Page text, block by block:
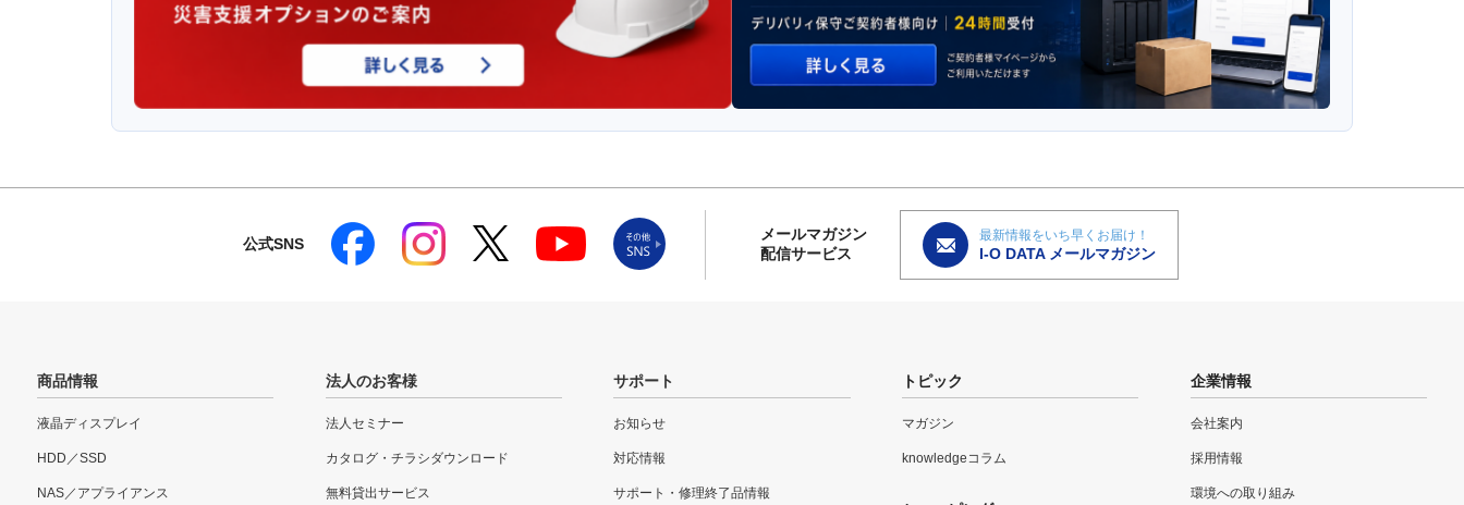
公式SNS
メールマガジン
配信サービス
最新情報をいち早くお届け！
I-O DATA メールマガジン
商品情報
液晶ディスプレイ
HDD／SSD
NAS／アプライアンス
法人のお客様
法人セミナー
カタログ・チラシダウンロード
無料貸出サービス
サポート
お知らせ
対応情報
サポート・修理終了品情報
トピック
マガジン
knowledgeコラム
企業情報
会社案内
採用情報
環境への取り組み